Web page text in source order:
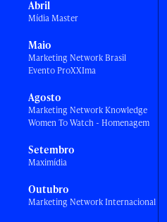
Abril
Mídia Master
Maio
Marketing Network Brasil
Evento ProXXIma
Agosto
Marketing Network Knowledge
Women To Watch - Homenagem
Setembro
Maximídia
Outubro
Marketing Network Internacional